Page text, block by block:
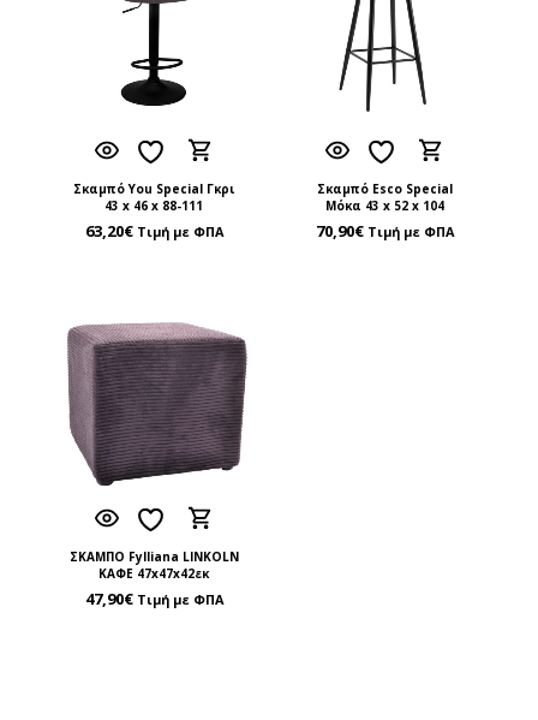
Σκαμπό You Special Γκρι
43 x 46 x 88-111
63,20€ Τιμή με ΦΠΑ
Σκαμπό Esco Special
Μόκα 43 x 52 x 104
70,90€ Τιμή με ΦΠΑ
ΣΚΑΜΠΟ Fylliana LINKOLN
ΚΑΦΕ 47x47x42εκ
47,90€ Τιμή με ΦΠΑ